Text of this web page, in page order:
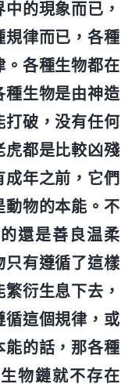
的現象而已，
規律而已，各種
。各種生物都在
生物是由神造
打破，没有任何
虎都是比較凶殘
年之前，它們
物的本能。不
還是善良温柔
只有遵循了這樣
衍生息下去，
這個規律，或
的話，那各種
物鏈就不存在